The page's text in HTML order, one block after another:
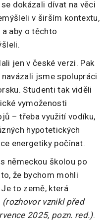
dokázali dívat na věci
v širším kontextu,
aby o těchto
jen v české verzi. Pak
jsme spolupráci
Studenti tak viděli
vymoženosti
– třeba využití vodíku,
hypotetických
energetiky počínat.
německou školou po
že bychom mohli
to země, která
(rozhovor vznikl před
2025, pozn. red.).